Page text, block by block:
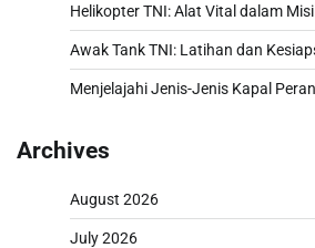
Helikopter TNI: Alat Vital dalam
Awak Tank TNI: Latihan dan
Menjelajahi Jenis-Jenis Kapal
Archives
August 2026
July 2026